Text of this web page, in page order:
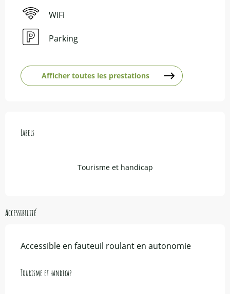
WiFi
Parking
Afficher toutes les prestations
Labels
Labels
Tourisme et handicap
Accessibilité
Accessible en fauteuil roulant en autonomie
Tourisme et handicap
Tourisme et handicap